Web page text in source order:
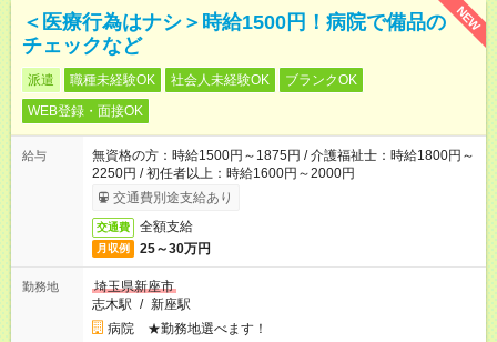
NEW
＜医療行為はナシ＞時給1500円！病院で備品の
チェックなど
派遣 職種未経験OK 社会人未経験OK
ブランクOK
WEB登録・面接OK
給与
無資格の方：時給1500円～1875円 / 介護福祉士：時給1800円～
2250円 / 初任者以上：時給1600円～2000円
交通費別途支給あり
交通費 全額支給
月収例 25～30万円
勤務地
埼玉県新座市
志木駅 / 新座駅
病院 ★勤務地選べます！